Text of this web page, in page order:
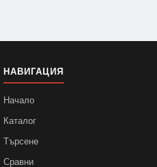
НАВИГАЦИЯ
Начало
Каталог
Търсене
Сравни